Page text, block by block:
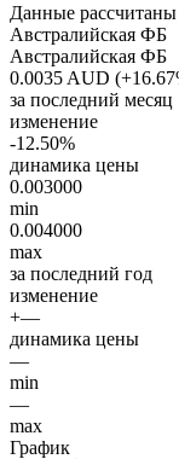
Данные
Австралийская ФБ
Австралийская ФБ
0.0035 AUD
за последний месяц
изменение
-12.50%
динамика цены
0.003000
min
0.004000
max
за последний год
изменение
+—
динамика цены
—
min
—
max
График